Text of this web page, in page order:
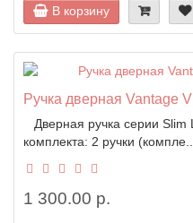
В корзину
Ручка дверная Vantage
Дверная ручка серии Slim
комплекта: 2 ручки (компле..
1 300.00 р.